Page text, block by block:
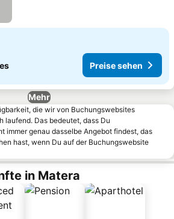
Preise sehen
Mehr
die wir von Buchungswebsites
laufend. Das bedeutet, dass Du
immer genau dasselbe Angebot findest, das
hast, wenn Du auf der Buchungswebsite
in Matera